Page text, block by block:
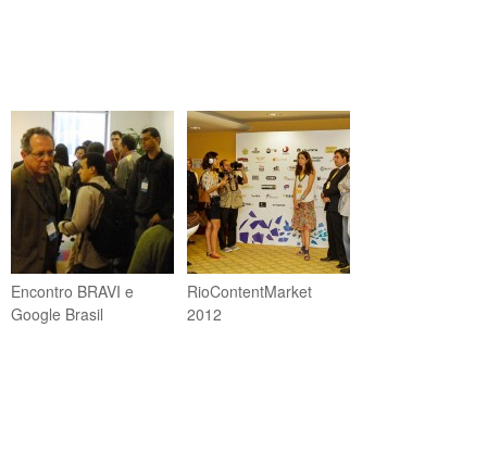
Encontro BRAVI e
Google Brasil
RioContentMarket
2012